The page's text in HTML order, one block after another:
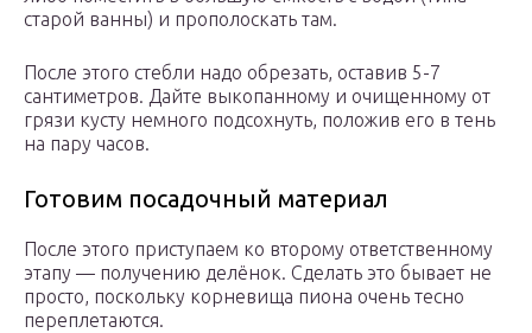
старой ванны) и прополоскать там.
После этого стебли надо обрезать, оставив 5-7
сантиметров. Дайте выкопанному и очищенному от
грязи кусту немного подсохнуть, положив его в тень
на пару часов.
Готовим посадочный материал
После этого приступаем ко второму ответственному
этапу — получению делёнок. Сделать это бывает не
просто, поскольку корневища пиона очень тесно
переплетаются.